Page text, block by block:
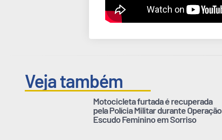
Veja também
Motocicleta furtada é recuperada
pela Polícia Militar durante Operação
Escudo Feminino em Sorriso